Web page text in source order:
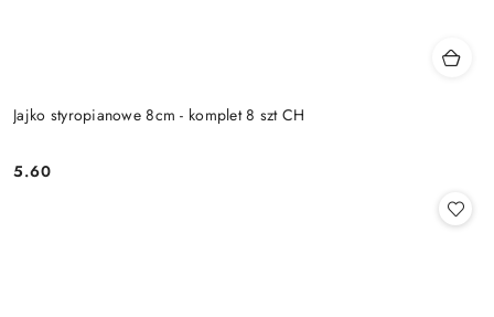
Jajko styropianowe 8cm - komplet 8 szt CH
Cena:
5.60